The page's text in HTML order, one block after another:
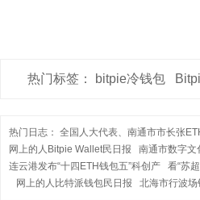
热门标签： bitpie冷钱包
热门日志： 全国人大代表、南通市市长张
网上的人Bitpie Wallet民日报
南通市数字文
连云港发布“十四ETH钱包五”科创产
看“苏
网上的人比特派钱包民日报
北海市行波